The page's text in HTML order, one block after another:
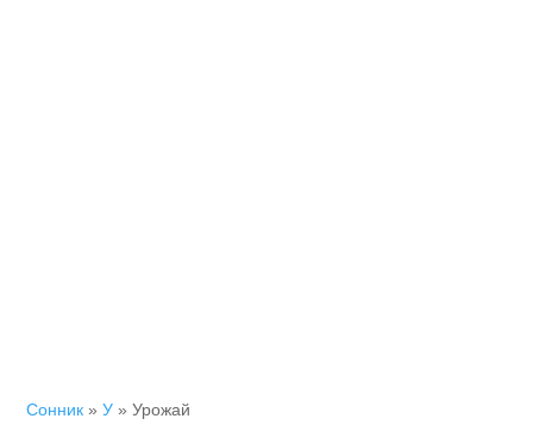
Сонник »У »Урожай